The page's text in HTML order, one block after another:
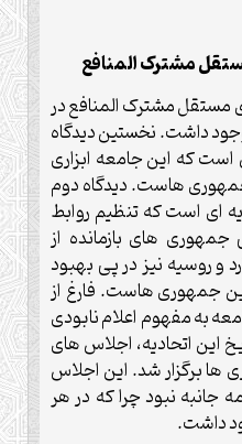
مشترک المنافع
مستقل مشترک المنافع در
دیدگاه وجود داشت. نخستین دیدگاه
است که این جامعه ابزاری
هاست. دیدگاه دوم
ای است که تنظیم روابط
های بازمانده از
و روسیه نیز در پی بهبود
جمهوری هاست. فارغ از
به مفهوم اعلام نابودی
این اتحادیه، اجلاس های
برگزار شد. این اجلاس
جانبه نبود چرا که در هر
داشت.